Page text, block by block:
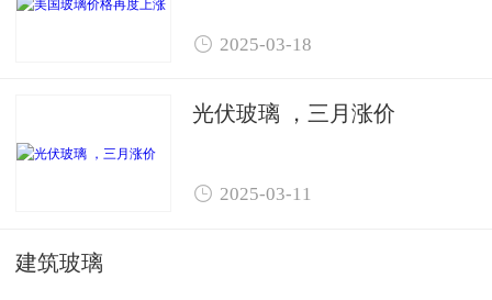
 2025-03-18
光伏玻璃 ，三月涨价
 2025-03-11
建筑玻璃